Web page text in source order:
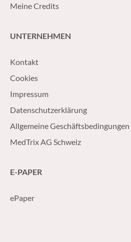
Meine Credits
UNTERNEHMEN
Kontakt
Cookies
Impressum
Datenschutzerklärung
Allgemeine Geschäftsbedingungen
MedTrix AG Schweiz
E-PAPER
ePaper